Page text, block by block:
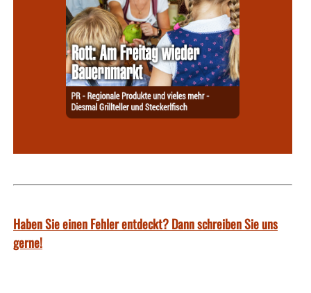
Haben Sie einen Fehler entdeckt? Dann schreiben Sie uns
gerne!